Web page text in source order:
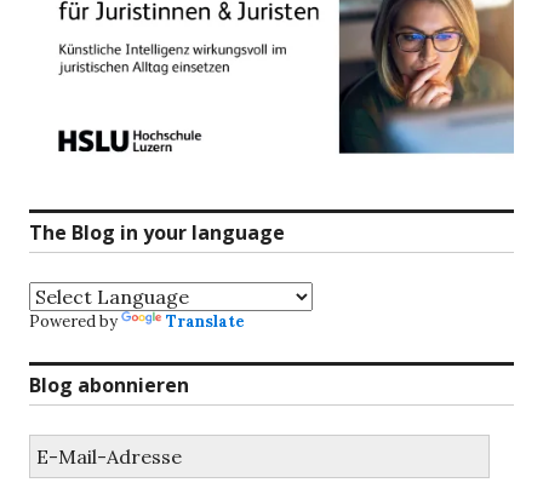
The Blog in your language
Powered by Translate
Blog abonnieren
Mail-